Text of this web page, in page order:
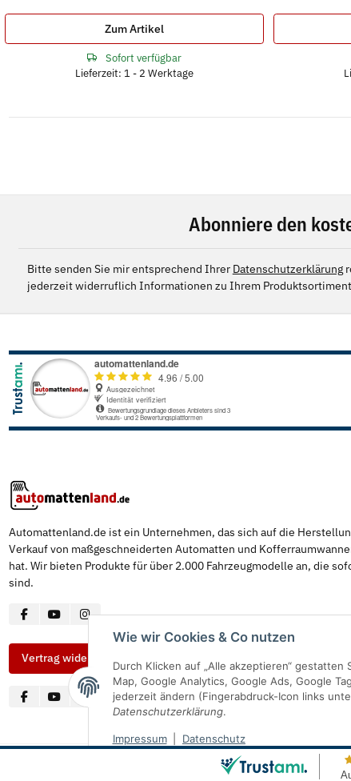
Wie wir Cookies & Co nutzen
Durch Klicken auf „Alle akzeptieren“
Map, Google Analytics, Google Ads, Google
jederzeit ändern (Fingerabdruck-Icon links
Datenschutzerklärung.
Impressum Datenschutz
Zum Artikel
Sofort verfügbar
Lieferzeit: 1 - 2 Werktage
Abonniere den
Bitte senden Sie mir entsprechend Ihrer Datenschutzerklärung
jederzeit widerruflich Informationen zu Ihrem
Automattenland.de ist ein Unternehmen, das sich auf die
Verkauf von maßgeschneiderten Automatten und
hat. Wir bieten Produkte für über 2.000 Fahrzeugmodelle an, die
sind.
Vertrag widerrufen
* Alle Preise inkl. gesetzlicher USt., inkl.Versand